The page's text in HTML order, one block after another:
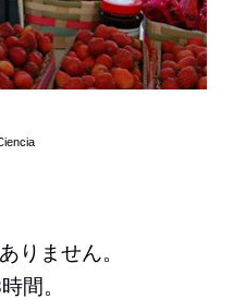
りません。
間。